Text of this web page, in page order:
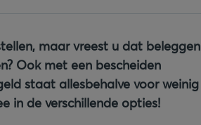
maar vreest u dat beleggen
Ook met een bescheiden
staat allesbehalve voor weinig
in de verschillende opties!